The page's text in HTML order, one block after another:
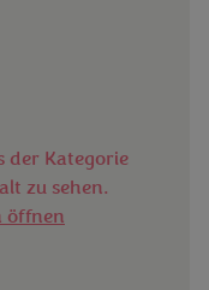
der Kategorie
zu sehen.
öffnen